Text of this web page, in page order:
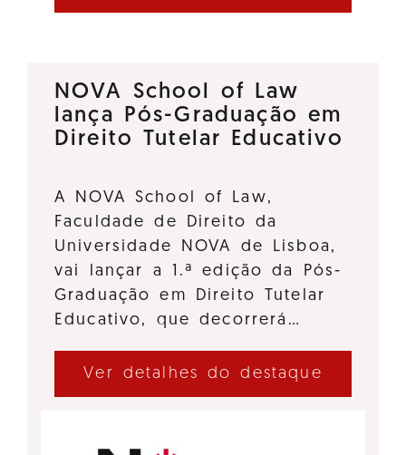
NOVA School of Law
lança Pós-Graduação em
Direito Tutelar Educativo
A NOVA School of Law,
Faculdade de Direito da
Universidade NOVA de Lisboa,
vai lançar a 1.ª edição da Pós-
Graduação em Direito Tutelar
Educativo, que decorrerá…
Ver detalhes do destaque